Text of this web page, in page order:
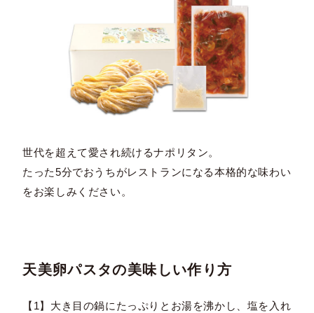
世代を超えて愛され続けるナポリタン。
たった5分でおうちがレストランになる本格的な味わい
をお楽しみください。
天美卵パスタの美味しい作り方
【1】大き目の鍋にたっぷりとお湯を沸かし、塩を入れ